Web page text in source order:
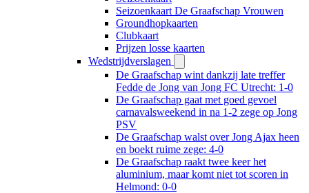
Seizoenkaart De Graafschap Vrouwen
Groundhopkaarten
Clubkaart
Prijzen losse kaarten
Wedstrijdverslagen
De Graafschap wint dankzij late treffer
Fedde de Jong van Jong FC Utrecht: 1-0
De Graafschap gaat met goed gevoel
carnavalsweekend in na 1-2 zege op Jong
PSV
De Graafschap walst over Jong Ajax heen
en boekt ruime zege: 4-0
De Graafschap raakt twee keer het
aluminium, maar komt niet tot scoren in
Helmond: 0-0